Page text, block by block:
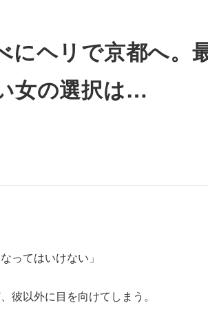
にヘリで京都へ。
女の選択は…
ってはいけない」
彼以外に目を向けてしまう。